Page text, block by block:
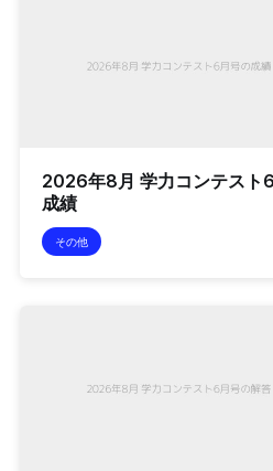
2026年8月 学力コンテスト
成績
その他